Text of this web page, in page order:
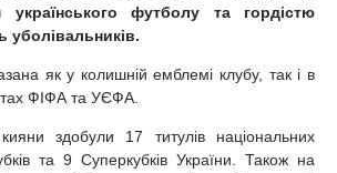
футболу та гордістю
уболівальників.
як у колишній емблемі клубу, так і в
ФІФА та УЄФА.
здобули 17 титулів національних
та 9 Суперкубків України. Також на